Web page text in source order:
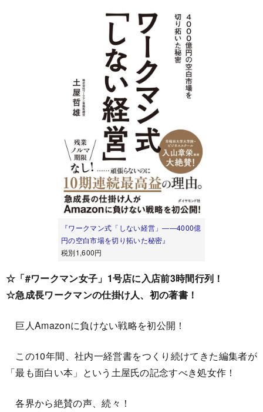
『ワークマン式「しない経営」――4000億
円の空白市場を切り拓いた秘密』
税別1,600円
☆「#ワークマン女子」1号店に入店前3時間行列！
☆急成長ワークマンの仕掛け人、初の著書！
巨人Amazonに負けない戦略を初公開！
この10年間、社内一経営書をつくり続けてきた編集者が
「最も面白い本」という土屋氏の記念すべき処女作！
各界から絶賛の声、続々！